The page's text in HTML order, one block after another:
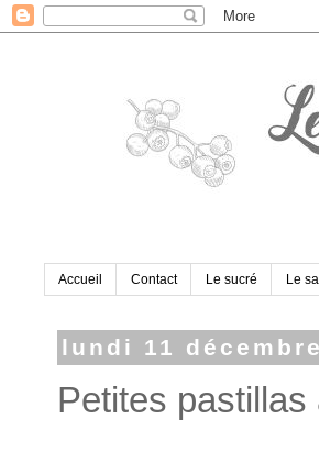
Accueil Contact Le sucré Le
lundi 11
Petites